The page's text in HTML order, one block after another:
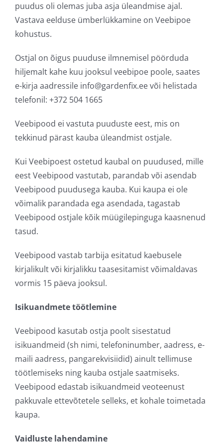
puudus oli olemas juba asja üleandmise ajal.
Vastava eelduse ümberlükkamine on Veebipoe
kohustus.
Ostjal on õigus puuduse ilmnemisel pöörduda
hiljemalt kahe kuu jooksul veebipoe poole, saates
e-kirja aadressile info@gardenfix.ee või helistada
telefonil: +372 504 1665
Veebipood ei vastuta puuduste eest, mis on
tekkinud pärast kauba üleandmist ostjale.
Kui Veebipoest ostetud kaubal on puudused, mille
eest Veebipood vastutab, parandab või asendab
Veebipood puudusega kauba. Kui kaupa ei ole
võimalik parandada ega asendada, tagastab
Veebipood ostjale kõik müügilepinguga kaasnenud
tasud.
Veebipood vastab tarbija esitatud kaebusele
kirjalikult või kirjalikku taasesitamist võimaldavas
vormis 15 päeva jooksul.
Isikuandmete töötlemine
Veebipood kasutab ostja poolt sisestatud
isikuandmeid (sh nimi, telefoninumber, aadress, e-
maili aadress, pangarekvisiidid) ainult tellimuse
töötlemiseks ning kauba ostjale saatmiseks.
Veebipood edastab isikuandmeid veoteenust
pakkuvale ettevõtetele selleks, et kohale toimetada
kaupa.
Vaidluste lahendamine